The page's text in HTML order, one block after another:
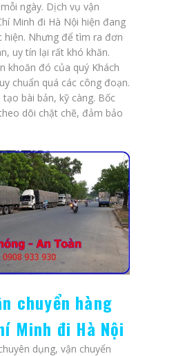
ngày. Dịch vụ vận
Minh đi Hà Nội hiện đang
hiện. Nhưng để tìm ra đơn
uy tín lại rất khó khăn.
khoăn đó của quý Khách
chuẩn quá các công đoạn.
bài bản, kỹ càng. Bốc
dõi chặt chẽ, đảm bảo
chuyển hàng
Minh đi Hà Nội
dụng, vận chuyển